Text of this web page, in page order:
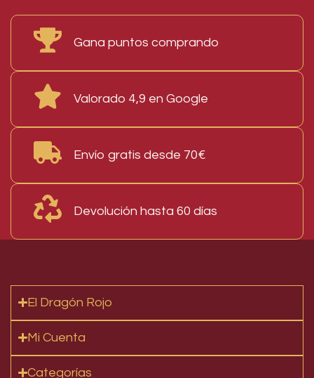
Gana puntos comprando
Valorado 4,9 en Google
Envío gratis desde 70€
Devolución hasta 60 días
El Dragón Rojo
Mi Cuenta
Categorías